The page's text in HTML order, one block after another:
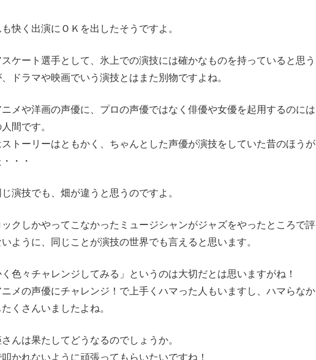
快く出演にＯＫを出したそうですよ。
ケート選手として、氷上での演技には確かなものを持っていると思う
ドラマや映画でいう演技とはまた別物ですよね。
メや洋画の声優に、プロの声優ではなく俳優や女優を起用するのには
間です。
ストーリーはともかく、ちゃんとした声優が演技をしていた昔のほうが
・・
演技でも、畑が違うと思うのですよ。
クしかやってこなかったミュージシャンがジャズをやったところで評
ように、同じことが演技の世界でも言えると思います。
く色々チャレンジしてみる」というのは大切だとは思いますがね！
メの声優にチャレンジ！で上手くハマった人もいますし、ハマらなか
くさんいましたよね。
んは果たしてどうなるのでしょうか。
かれないように頑張ってもらいたいですね！